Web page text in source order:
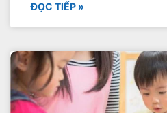
ĐỌC TIẾP »